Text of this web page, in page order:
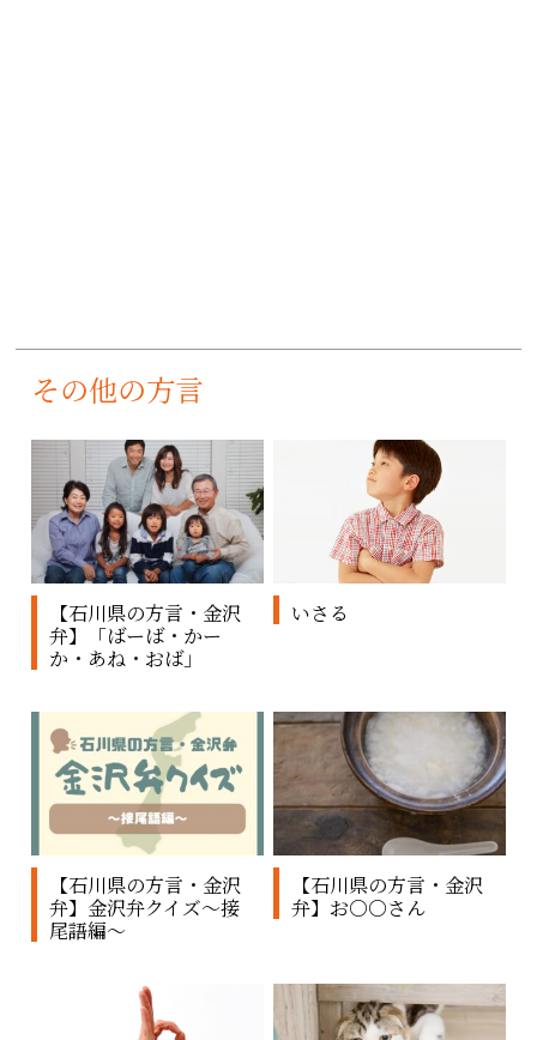
その他の方言
【石川県の方言・金沢
弁】「ばーば・かー
か・あね・おば」
いさる
【石川県の方言・金沢
弁】金沢弁クイズ～接
尾語編～
【石川県の方言・金沢
弁】お○○さん